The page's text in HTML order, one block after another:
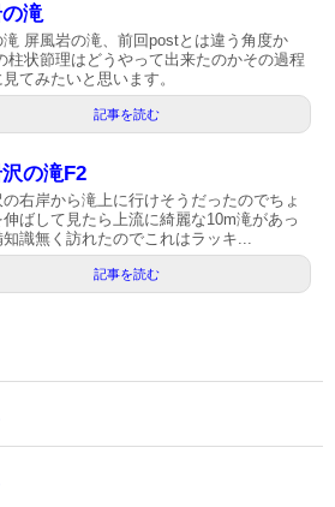
滝
滝 屏風岩の滝、前回postとは違う角度か
柱状節理はどうやって出来たのかその過程
てみたいと思います。
記事を読む
の滝F2
の右岸から滝上に行けそうだったのでちょ
伸ばして見たら上流に綺麗な10m滝があっ
識無く訪れたのでこれはラッキ...
記事を読む